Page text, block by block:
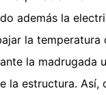
además la
la temperatura
la madrugada
la estructura. Así,